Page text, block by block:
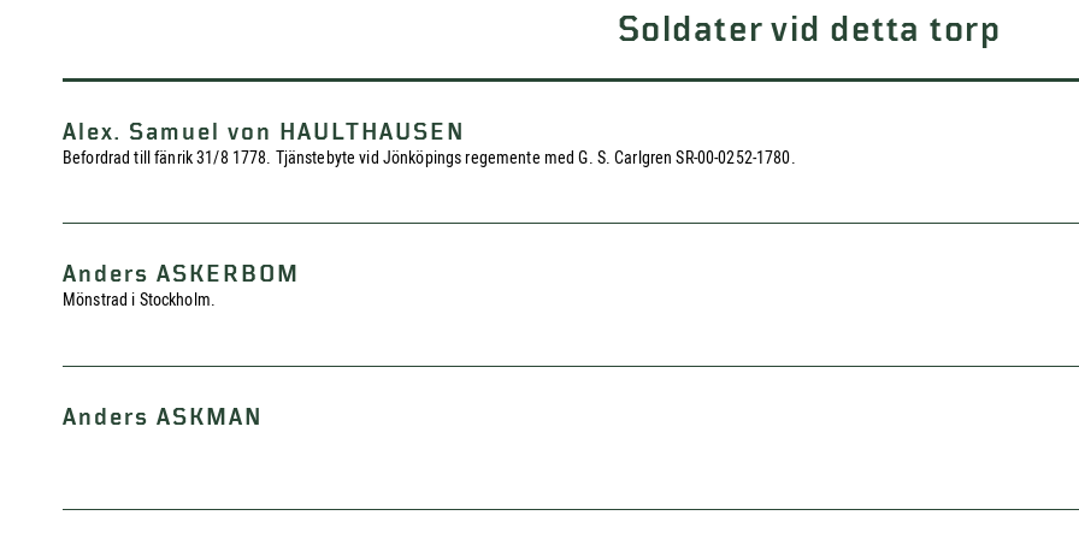
Soldater vid detta torp
Alex. Samuel von HAULTHAUSEN
Befordrad till fänrik 31/8 1778. Tjänstebyte vid Jönköpings regemente med G. S. Carlgren SR-00-0252-1780.
Anders ASKERBOM
Mönstrad i Stockholm.
Anders ASKMAN